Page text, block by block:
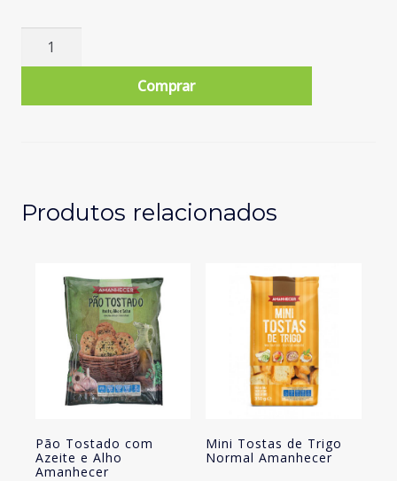
Quantidade
Tostas
Amanhecer
Comprar
Produtos relacionados
Pão Tostado com
Azeite e Alho
Amanhecer
Mini Tostas de Trigo
Normal Amanhecer